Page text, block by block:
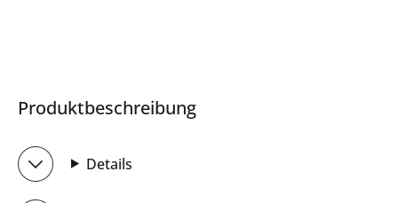
Produktbeschreibung
Details